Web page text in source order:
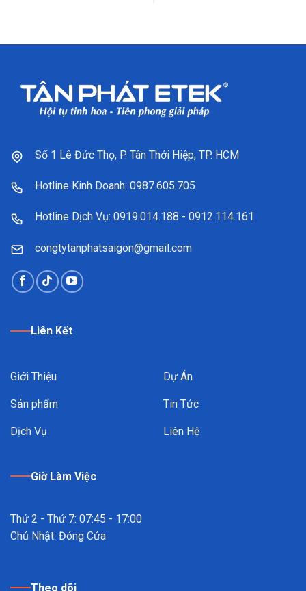
Số 1 Lê Đức Thọ, P. Tân Thới Hiệp, TP. HCM
Hotline Kinh Doanh: 0987.605.705
Hotline Dịch Vụ: 0919.014.188 - 0912.114.161
congtytanphatsaigon@gmail.com
Liên Kết
Giới Thiệu
Sản phẩm
Dịch Vụ
Dự Án
Tin Tức
Liên Hệ
Giờ Làm Việc
Thứ 2 - Thứ 7: 07:45 - 17:00
Chủ Nhật: Đóng Cửa
Theo dõi